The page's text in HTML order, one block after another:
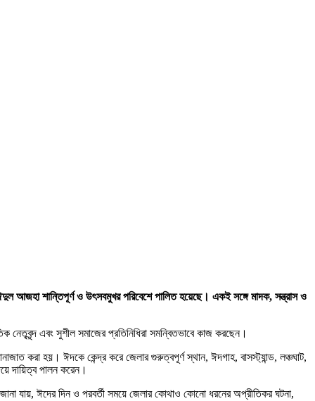
আজহা শান্তিপূর্ণ ও উৎসবমুখর পরিবেশে পালিত হয়েছে। একই সঙ্গে মাদক, সন্ত্রাস ও
নেতৃবৃন্দ এবং সুশীল সমাজের প্রতিনিধিরা সমন্বিতভাবে কাজ করছেন।
করা হয়। ঈদকে কেন্দ্র করে জেলার গুরুত্বপূর্ণ স্থান, ঈদগাহ, বাসস্ট্যান্ড, লঞ্চঘাট,
দায়িত্ব পালন করেন।
যায়, ঈদের দিন ও পরবর্তী সময়ে জেলার কোথাও কোনো ধরনের অপ্রীতিকর ঘটনা,